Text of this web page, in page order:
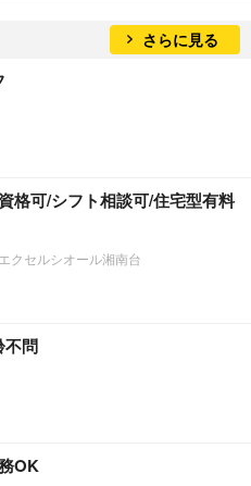
さらに見る
格可/シフト相談可/住宅型有料
クセルシオール湘南台
不問
OK